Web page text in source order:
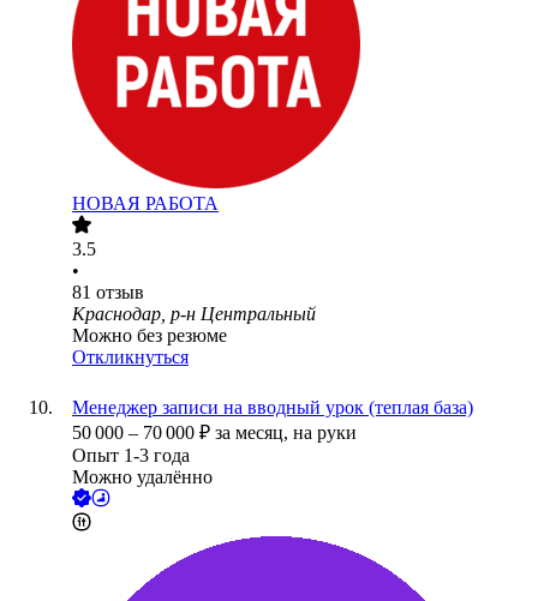
НОВАЯ РАБОТА
3.5
•
81 отзыв
Краснодар, р-н Центральный
Можно без резюме
Откликнуться
Менеджер записи на вводный урок (теплая база)
50 000 – 70 000 ₽ за месяц, на руки
Опыт 1-3 года
Можно удалённо